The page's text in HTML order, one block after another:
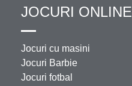
JOCURI ONLINE
Jocuri cu masini
Jocuri Barbie
Jocuri fotbal